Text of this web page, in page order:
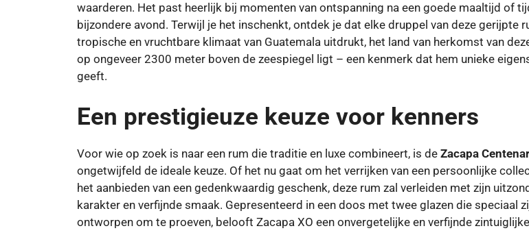
waarderen. Het past heerlijk bij momenten van ontspanning na een goede maaltijd of
bijzondere avond. Terwijl je het inschenkt, ontdek je dat elke druppel van deze gerijpte
tropische en vruchtbare klimaat van Guatemala uitdrukt, het land van herkomst van
op ongeveer 2300 meter boven de zeespiegel ligt – een kenmerk dat hem unieke
geeft.
Een prestigieuze keuze voor kenners
Voor wie op zoek is naar een rum die traditie en luxe combineert, is de Zacapa
ongetwijfeld de ideale keuze. Of het nu gaat om het verrijken van een persoonlijke
het aanbieden van een gedenkwaardig geschenk, deze rum zal verleiden met zijn
karakter en verfijnde smaak. Gepresenteerd in een doos met twee glazen die speciaal
ontworpen om te proeven, belooft Zacapa XO een onvergetelijke en verfijnde